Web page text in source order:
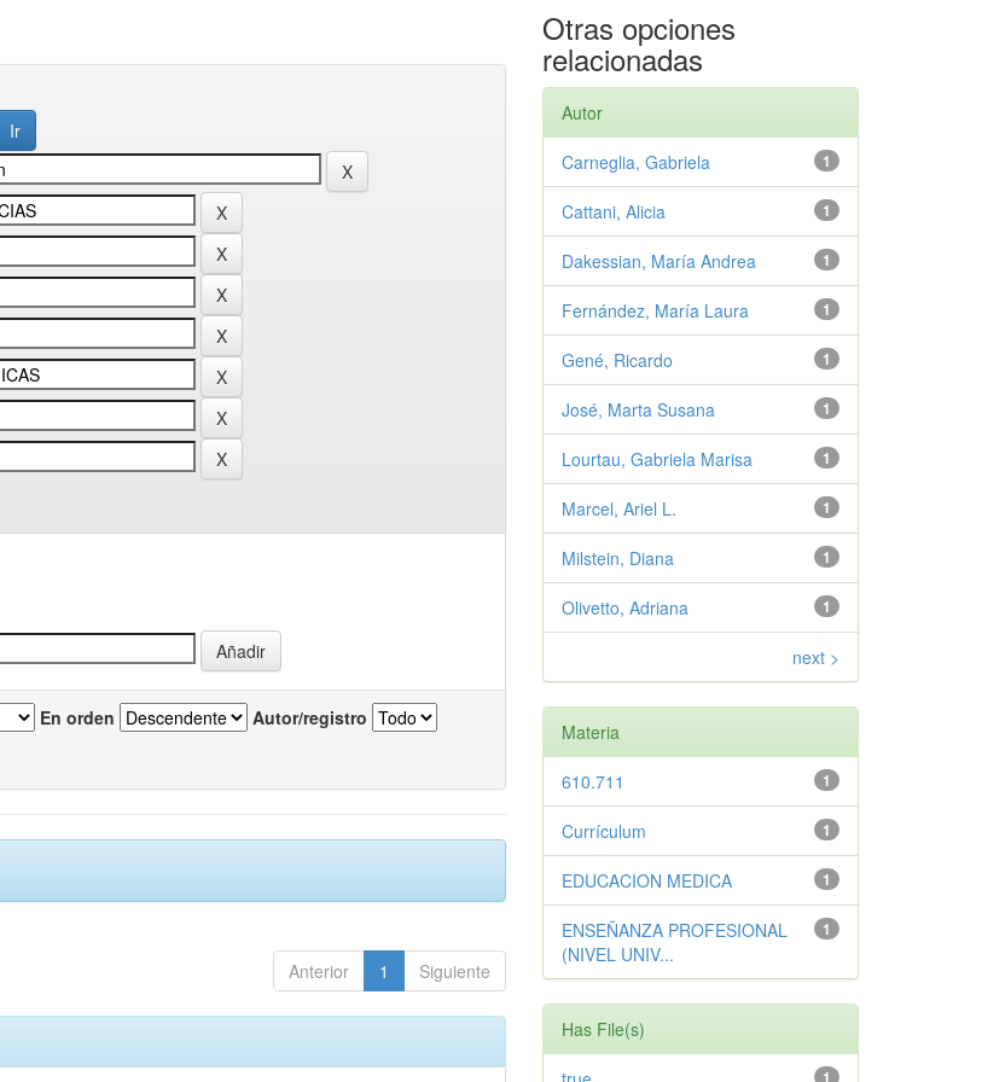
En orden Autor/registro
Anterior 1 Siguiente
Otras opciones
relacionadas
Autor
1
Carneglia, Gabriela
1
Cattani, Alicia
1
Dakessian, María Andrea
1
Fernández, María Laura
1
Gené, Ricardo
1
José, Marta Susana
1
Lourtau, Gabriela Marisa
1
Marcel, Ariel L.
1
Milstein, Diana
1
Olivetto, Adriana
next >
Materia
1
610.711
1
Currículum
1
EDUCACION MEDICA
1
ENSEÑANZA PROFESIONAL
(NIVEL UNIV...
Has File(s)
1